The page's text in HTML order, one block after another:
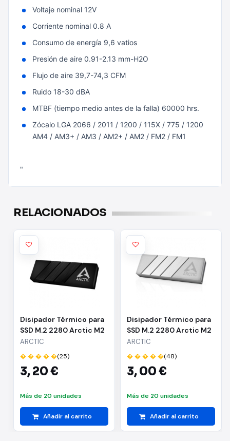
Voltaje nominal 12V
Corriente nominal 0.8 A
Consumo de energía 9,6 vatios
Presión de aire 0.91-2.13 mm-H2O
Flujo de aire 39,7-74,3 CFM
Ruido 18-30 dBA
MTBF (tiempo medio antes de la falla) 60000 hrs.
Zócalo LGA 2066 / 2011 / 1200 / 115X / 775 / 1200
AM4 / AM3+ / AM3 / AM2+ / AM2 / FM2 / FM1
"
RELACIONADOS
Disipador Térmico para
SSD M.2 2280 Arctic M2
Pro/ Negro
ARCTIC
� � � � �(25)
3,20 €
Más de 20 unidades
Añadir al carrito
Disipador Térmico para
SSD M.2 2280 Arctic M2
Pro/ Plata
ARCTIC
� � � � �(48)
3,00 €
Más de 20 unidades
Añadir al carrito